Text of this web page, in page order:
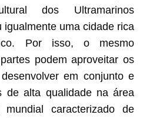
dos Ultramarinos
igualmente uma cidade rica
Por isso, o mesmo
podem aproveitar os
em conjunto e
de alta qualidade na área
caracterizado de